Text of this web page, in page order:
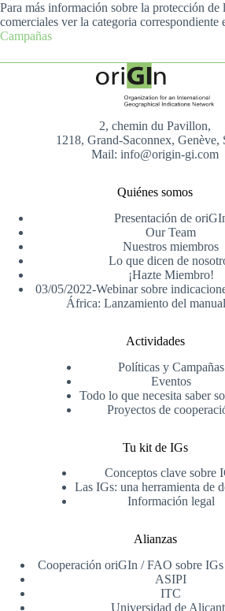
Para más información sobre la protección de
comerciales ver la categoria correspondiente
Campañas
2, chemin du Pavillon,
1218, Grand-Saconnex, Genève,
Mail: info@origin-gi.com
Quiénes somos
Presentación de
Our Team
Nuestros miembros
Lo que dicen de
¡Hazte Miembro!
03/05/2022-Webinar sobre
África: Lanzamiento del
Actividades
Políticas y Campañas
Eventos
Todo lo que necesita saber
Proyectos de
Tu kit de IGs
Conceptos clave sobre
Las IGs: una herramienta de
Información legal
Alianzas
Cooperación oriGIn / FAO sobre
ASIPI
ITC
Universidad de